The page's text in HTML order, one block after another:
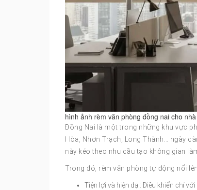
hình ảnh rèm văn phòng đồng nai cho
Đồng Nai là một trong những khu vực
Hòa, Nhơn Trạch, Long Thành… ngày
này kéo theo nhu cầu tạo không gian
Trong đó, rèm văn phòng tự động nổi
Tiện lợi và hiện đại: Điều khiển chỉ